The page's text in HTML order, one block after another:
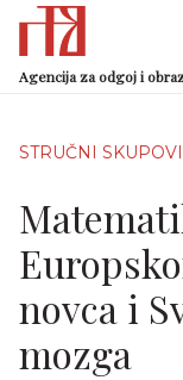
Agencija za odgoj i
STRUČNI SKUPOVI
novca i
mozga